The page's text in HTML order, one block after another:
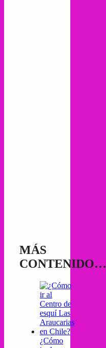
MÁS
CONTENIDO…
¿Cómo